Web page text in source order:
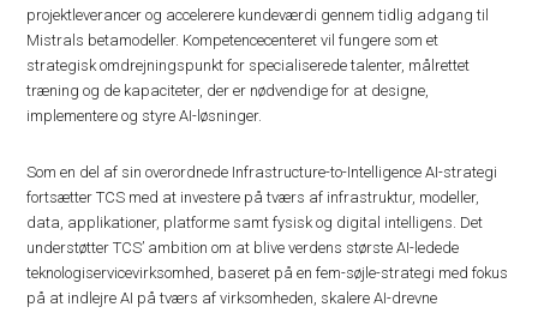
projektleverancer og accelerere kundeværdi gennem tidlig adgang til
Mistrals betamodeller. Kompetencecenteret vil fungere som et
strategisk omdrejningspunkt for specialiserede talenter, målrettet
træning og de kapaciteter, der er nødvendige for at designe,
implementere og styre AI-løsninger.
Som en del af sin overordnede Infrastructure-to-Intelligence AI-strategi
fortsætter TCS med at investere på tværs af infrastruktur, modeller,
data, applikationer, platforme samt fysisk og digital intelligens. Det
understøtter TCS’ ambition om at blive verdens største AI-ledede
teknologiservicevirksomhed, baseret på en fem-søjle-strategi med fokus
på at indlejre AI på tværs af virksomheden, skalere AI-drevne